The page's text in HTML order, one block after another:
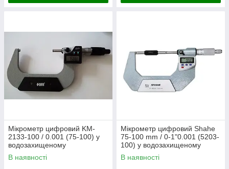
Мікрометр цифровий KM-
2133-100 / 0.001 (75-100) у
водозахищеному
металевому корпусі IP 65
В наявності
Мікрометр цифровий Shahe
75-100 mm / 0-1"0.001 (5203-
100) у водозахищеному
металевому корпусі IP 65
В наявності